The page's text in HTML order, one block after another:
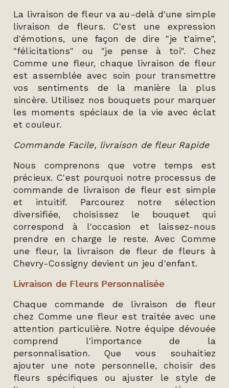
La livraison de fleur va au-delà d'une simple
livraison de fleurs. C'est une expression
d'émotions, une façon de dire "je t'aime",
"félicitations" ou "je pense à toi". Chez
Comme une fleur, chaque livraison de fleur
est assemblée avec soin pour transmettre
vos sentiments de la manière la plus
sincère. Utilisez nos bouquets pour marquer
les moments spéciaux de la vie avec éclat
et couleur.
Commande Facile, livraison de fleur Rapide
Nous comprenons que votre temps est
précieux. C'est pourquoi notre processus de
commande de livraison de fleur est simple
et intuitif. Parcourez notre sélection
diversifiée, choisissez le bouquet qui
correspond à l'occasion et laissez-nous
prendre en charge le reste. Avec Comme
une fleur, la livraison de fleur de fleurs à
Chevry-Cossigny devient un jeu d'enfant.
Livraison de Fleurs Personnalisée
Chaque commande de livraison de fleur
chez Comme une fleur est traitée avec une
attention particulière. Notre équipe dévouée
comprend l'importance de la
personnalisation. Que vous souhaitiez
ajouter une note personnelle, choisir des
fleurs spécifiques ou ajuster le style de